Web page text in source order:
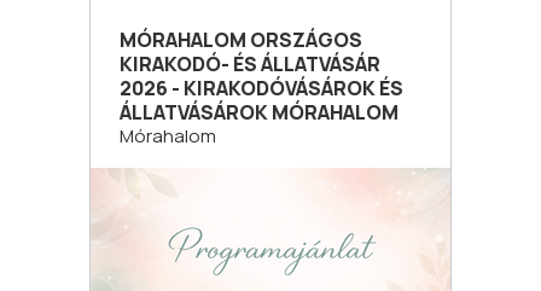
MÓRAHALOM ORSZÁGOS
KIRAKODÓ- ÉS ÁLLATVÁSÁR
2026 - KIRAKODÓVÁSÁROK ÉS
ÁLLATVÁSÁROK MÓRAHALOM
Mórahalom